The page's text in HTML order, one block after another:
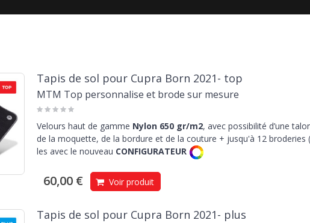
Tapis de sol pour Cupra Born 2021- top
MTM Top personnalise et brode sur mesure
Velours haut de gamme Nylon 650 gr/m2, avec possibilité d’une
de la moquette, de la bordure et de la couture + jusqu'à 12 broderies (
les avec le nouveau CONFIGURATEUR
60,00 € Voir produit
Tapis de sol pour Cupra Born 2021- plus